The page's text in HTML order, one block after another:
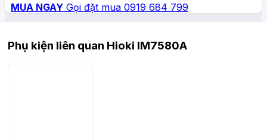
MUA NGAY Gọi đặt mua 0919 684 799
Phụ kiện liên quan Hioki IM7580A